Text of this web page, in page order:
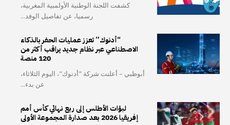
كشفت اللجنة الوطنية الأولمبية المغربية،
رسميا، عن تفاصيل الوفد...
“أدنوك” تعزز عمليات الحفر بالذكاء
الاصطناعي عبر نظام جديد يراقب أكثر من
120 منصة
أبوظبي – أعلنت شركة "أدنوك"، اليوم الثلاثاء،
عن بدء...
لبؤات الأطلس إلى ربع نهائي كأس أمم
إفريقيا 2026 بعد صدارة المجموعة الأولى